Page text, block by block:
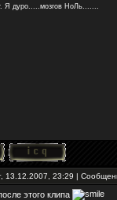
Я дуро.....мозгов НоЛь.......
13.12.2007, 23:29 |
этого клипа